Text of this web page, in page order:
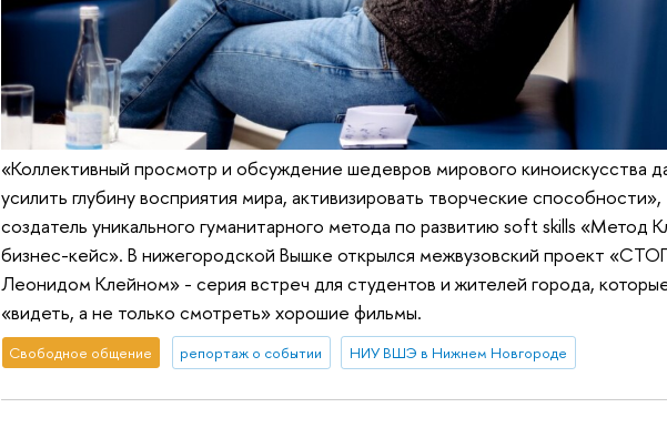
«Коллективный просмотр и обсуждение шедевров мирового киноискусства
усилить глубину восприятия мира, активизировать творческие
создатель уникального гуманитарного метода по развитию soft skills «Метод
бизнес-кейс». В нижегородской Вышке открылся межвузовский проект
Леонидом Клейном» - серия встреч для студентов и жителей города,
«видеть, а не только смотреть» хорошие фильмы.
Свободное общение репортаж о событии НИУ ВШЭ в Нижнем Новгороде